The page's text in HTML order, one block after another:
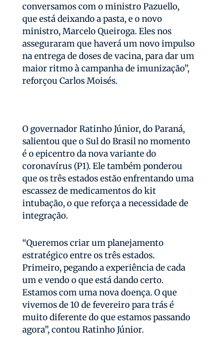
conversamos com o ministro Pazuello,
que está deixando a pasta, e o novo
ministro, Marcelo Queiroga. Eles nos
asseguraram que haverá um novo impulso
na entrega de doses de vacina, para dar um
maior ritmo à campanha de imunização”,
reforçou Carlos Moisés.
O governador Ratinho Júnior, do Paraná,
salientou que o Sul do Brasil no momento
é o epicentro da nova variante do
coronavírus (P1). Ele também ponderou
que os três estados estão enfrentando uma
escassez de medicamentos do kit
intubação, o que reforça a necessidade de
integração.
“Queremos criar um planejamento
estratégico entre os três estados.
Primeiro, pegando a experiência de cada
um e vendo o que está dando certo.
Estamos com uma nova doença. O que
vivemos de 10 de fevereiro para trás é
muito diferente do que estamos passando
agora”, contou Ratinho Júnior.